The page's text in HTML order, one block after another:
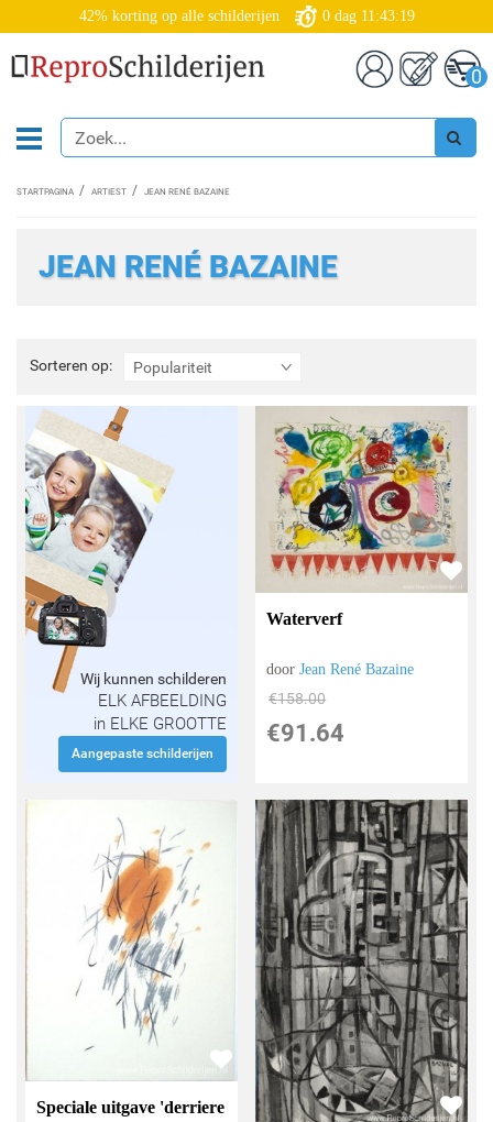
42% korting op alle schilderijen 0 dag 11:43:17
0
STARTPAGINA ARTIEST JEAN RENÉ BAZAINE
JEAN RENÉ BAZAINE
Sorteren op: Populariteit
Sorteren
op:
Wij kunnen schilderen
ELK AFBEELDING
in ELKE GROOTTE
Aangepaste schilderijen
Waterverf
doorJean René Bazaine
€158.00
€91.64
Speciale uitgave 'derriere